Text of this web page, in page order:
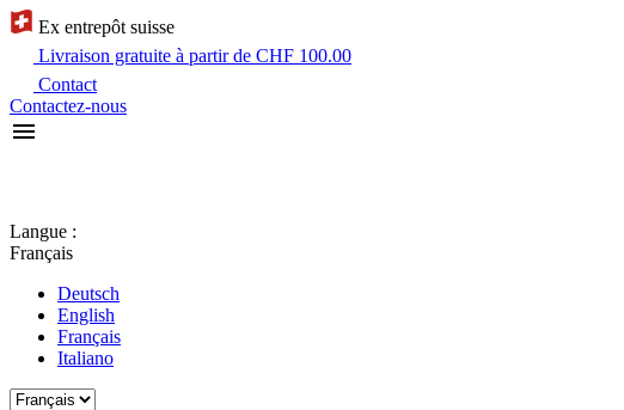
Ex entrepôt suisse
Livraison gratuite à partir de CHF 100.00
Contact
Contactez-nous

Langue :
Français
Deutsch
English
Français
Italiano